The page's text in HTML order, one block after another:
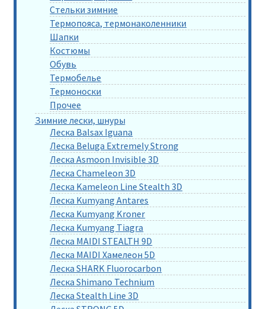
Стельки зимние
Термопояса, термонаколенники
Шапки
Костюмы
Обувь
Термобелье
Термоноски
Прочее
Зимние лески, шнуры
Леска Balsax Iguana
Леска Beluga Extremely Strong
Леска Asmoon Invisible 3D
Леска Chameleon 3D
Леска Kameleon Line Stealth 3D
Леска Kumyang Antares
Леска Kumyang Kroner
Леска Kumyang Tiagra
Леска MAIDI STEALTH 9D
Леска MAIDI Хамелеон 5D
Леска SHARK Fluorocarbon
Леска Shimano Technium
Леска Stealth Line 3D